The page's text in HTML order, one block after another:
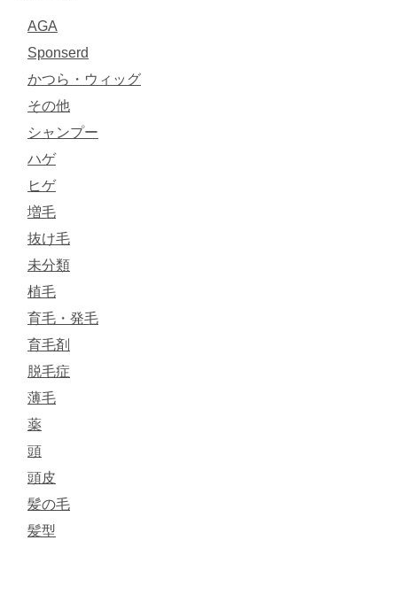
AGA
Sponserd
かつら・ウィッグ
その他
シャンプー
ハゲ
ヒゲ
増毛
抜け毛
未分類
植毛
育毛・発毛
育毛剤
脱毛症
薄毛
薬
頭
頭皮
髪の毛
髪型